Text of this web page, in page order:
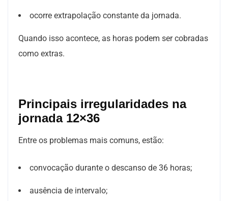
ocorre extrapolação constante da jornada.
Quando isso acontece, as horas podem ser cobradas
como extras.
Principais irregularidades na
jornada 12×36
Entre os problemas mais comuns, estão:
convocação durante o descanso de 36 horas;
ausência de intervalo;